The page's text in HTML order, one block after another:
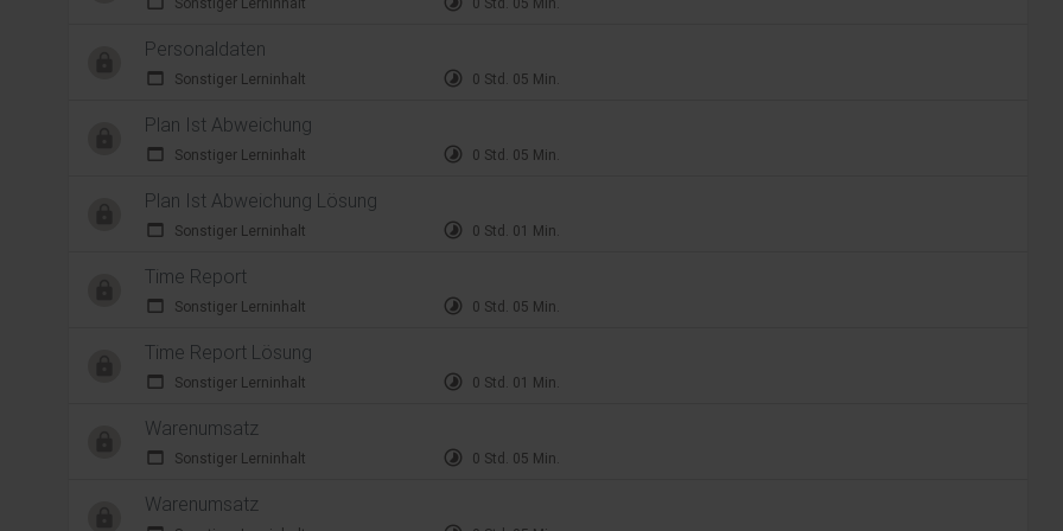
Personaldaten
web_asset Sonstiger Lerninhalt timelapse 0 Std. 05 Min.
Plan Ist Abweichung
web_asset Sonstiger Lerninhalt timelapse 0 Std. 05 Min.
Plan Ist Abweichung Lösung
web_asset Sonstiger Lerninhalt timelapse 0 Std. 01 Min.
Time Report
web_asset Sonstiger Lerninhalt timelapse 0 Std. 05 Min.
Time Report Lösung
web_asset Sonstiger Lerninhalt timelapse 0 Std. 01 Min.
Warenumsatz
web_asset Sonstiger Lerninhalt timelapse 0 Std. 05 Min.
Warenumsatz